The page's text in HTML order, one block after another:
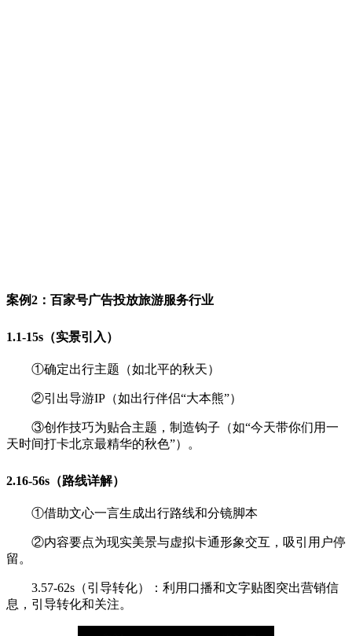
案例2： 百家号广告投放旅游服务行业
1.1-15s（实景引入）
①确定出行主题（如北平的秋天）
②引出导游IP（如出行伴侣“大本熊”）
③创作技巧为贴合主题，制造钩子（如“今天带你们用一
天时间打卡北京最精华的秋色”）。
2.16-56s（路线详解）
①借助文心一言生成出行路线和分镜脚本
②内容要点为现实美景与虚拟卡通形象交互，吸引用户停
留。
3.57-62s（引导转化）：利用口播和文字贴图突出营销信
息，引导转化和关注。